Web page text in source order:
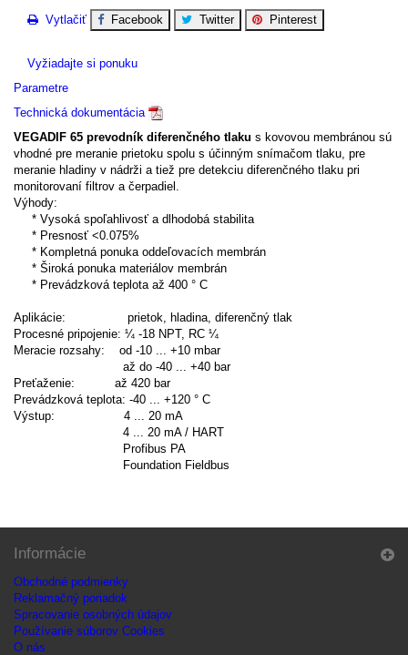
Vytlačiť
Facebook Twitter Pinterest
Vyžiadajte si ponuku
Parametre
Technická dokumentácia
VEGADIF 65 prevodník diferenčného tlaku s kovovou membránou sú
vhodné pre meranie prietoku spolu s účinným snímačom tlaku, pre
meranie hladiny v nádrži a tiež pre detekciu diferenčného tlaku pri
monitorovaní filtrov a čerpadiel.
Výhody:
* Vysoká spoľahlivosť a dlhodobá stabilita
* Presnosť <0.075%
* Kompletná ponuka oddeľovacích membrán
* Široká ponuka materiálov membrán
* Prevádzková teplota až 400 ° C
Aplikácie: prietok, hladina, diferenčný tlak
Procesné pripojenie: ¼ -18 NPT, RC ¼
Meracie rozsahy: od -10 ... +10 mbar
až do -40 ... +40 bar
Preťaženie: až 420 bar
Prevádzková teplota: -40 ... +120 ° C
Výstup: 4 ... 20 mA
4 ... 20 mA / HART
Profibus PA
Foundation Fieldbus
Informácie
Obchodné podmienky
Reklamačný poriadok
Spracovanie osobných údajov
Používanie súborov Cookies
O nás